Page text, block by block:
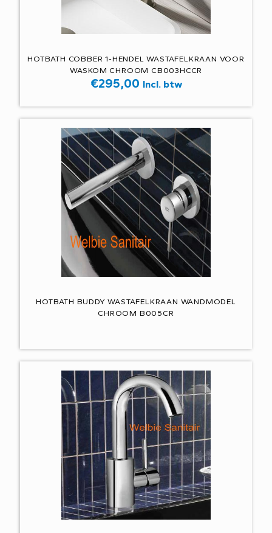
HOTBATH COBBER 1-HENDEL WASTAFELKRAAN VOOR
WASKOM CHROOM CB003HCCR
€295,00 Incl. btw
HOTBATH BUDDY WASTAFELKRAAN WANDMODEL
CHROOM B005CR